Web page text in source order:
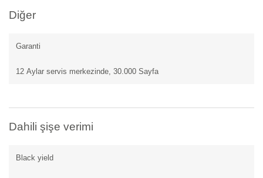
Diğer
Garanti
12 Aylar servis merkezinde, 30.000 Sayfa
Dahili şişe verimi
Black yield